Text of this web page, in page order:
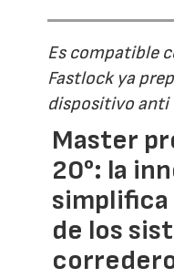
Es compatible
Fastlock ya
dispositivo anti
Master
20°: la
de los